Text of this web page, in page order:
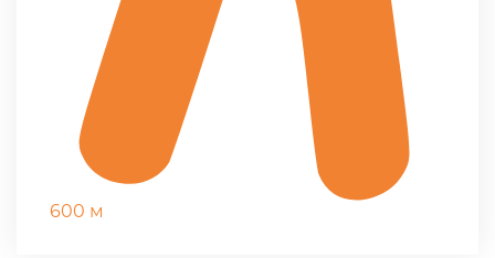
600 м